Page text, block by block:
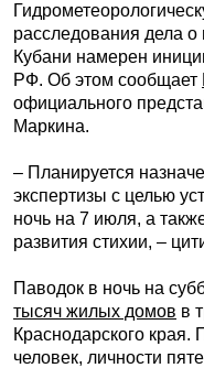
расследования дела
Кубани намерен
РФ. Об этом сообщает
официального
Маркина.
– Планируется
экспертизы с целью
ночь на 7 июля, а
развития стихии, –
Паводок в ночь на
тысяч жилых домов в
Краснодарского
человек, личности